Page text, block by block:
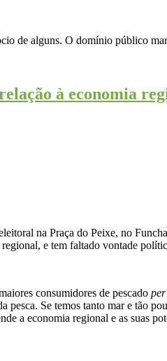
de alguns. O domínio público
à economia
na Praça do Peixe, no
e tem faltado vontade
consumidores de pescado
Se temos tanto mar e tão
a economia regional e as suas